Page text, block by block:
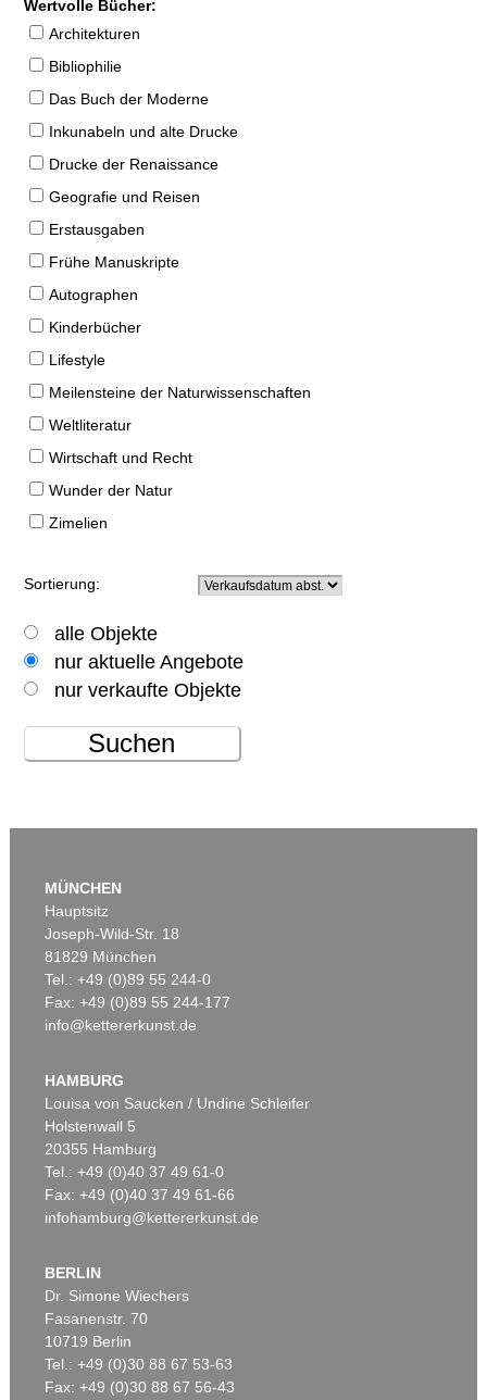
Wertvolle Bücher:
Architekturen
Bibliophilie
Das Buch der Moderne
Inkunabeln und alte Drucke
Drucke der Renaissance
Geografie und Reisen
Erstausgaben
Frühe Manuskripte
Autographen
Kinderbücher
Lifestyle
Meilensteine der Naturwissenschaften
Weltliteratur
Wirtschaft und Recht
Wunder der Natur
Zimelien
Sortierung:
alle Objekte
nur aktuelle Angebote
nur verkaufte Objekte
Suchen
MÜNCHEN
Hauptsitz
Joseph-Wild-Str. 18
81829 München
Tel.: +49 (0)89 55 244-0
Fax: +49 (0)89 55 244-177
info@kettererkunst.de
HAMBURG
Louisa von Saucken / Undine Schleifer
Holstenwall 5
20355 Hamburg
Tel.: +49 (0)40 37 49 61-0
Fax: +49 (0)40 37 49 61-66
infohamburg@kettererkunst.de
BERLIN
Dr. Simone Wiechers
Fasanenstr. 70
10719 Berlin
Tel.: +49 (0)30 88 67 53-63
Fax: +49 (0)30 88 67 56-43